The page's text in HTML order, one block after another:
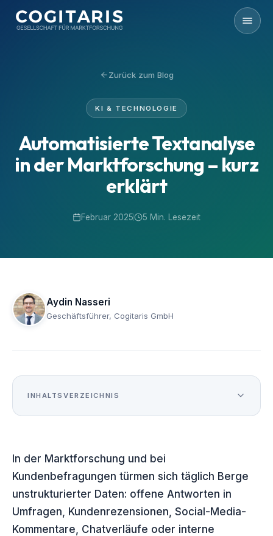
Zurück zum Blog
KI & TECHNOLOGIE
Automatisierte Textanalyse
in der Marktforschung – kurz
erklärt
Februar 2025 5 Min. Lesezeit
Aydin Nasseri
Geschäftsführer, Cogitaris GmbH
INHALTSVERZEICHNIS
02Welche Technologie steckt dahinter?
03
Anwendungsgebiete der automatisierten
Textanalyse
04Vorteile der automatisierten Textanalyse
In der Marktforschung und bei
Kundenbefragungen türmen sich täglich Berge
unstrukturierter Daten: offene Antworten in
Umfragen, Kundenrezensionen, Social-Media-
Kommentare, Chatverläufe oder interne